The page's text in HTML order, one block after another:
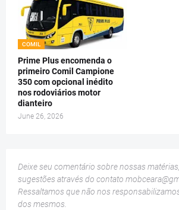
COMIL
Prime Plus encomenda o
primeiro Comil Campione
350 com opcional inédito
nos rodoviários motor
dianteiro
June 26, 2026
Deixe seu comentário sobre nossas
sugestões através do contato
Ressaltamos que não nos
dos mesmos.